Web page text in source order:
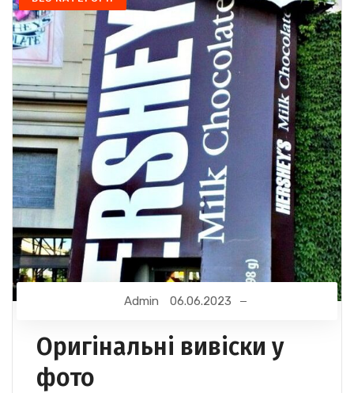
Admin 06.06.2023
Оригінальні вивіски у
фото